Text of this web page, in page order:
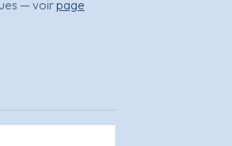
— voirpage